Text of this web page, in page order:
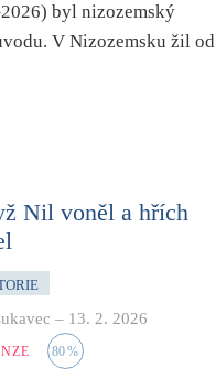
byl nizozemský
V Nizozemsku žil od
Nil voněl a hřích
– 13. 2. 2026
80%